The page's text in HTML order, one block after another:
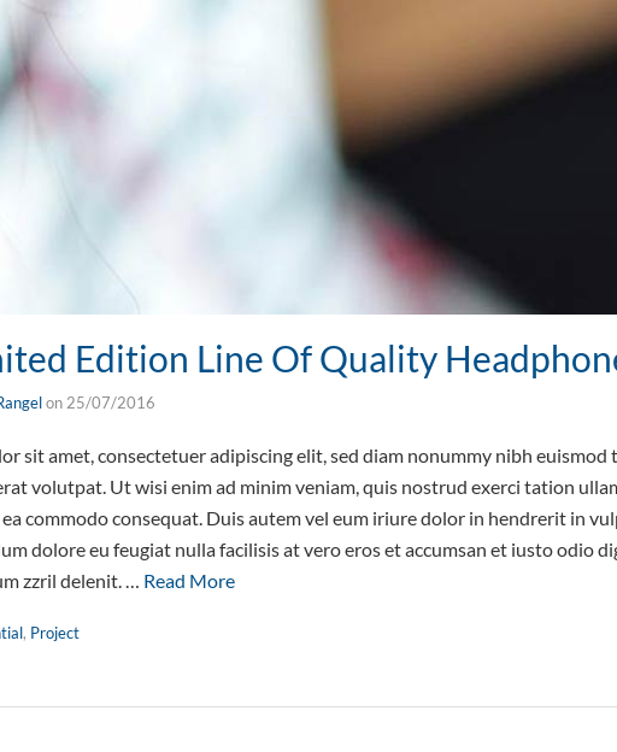
Edition Line Of Quality
on 25/07/2016
sit amet, consectetuer adipiscing elit, sed diam nonummy nibh
volutpat. Ut wisi enim ad minim veniam, quis nostrud exerci tation
commodo consequat. Duis autem vel eum iriure dolor in hendrerit in
dolore eu feugiat nulla facilisis at vero eros et accumsan et iusto odio
zzril delenit. … Read More
, Project